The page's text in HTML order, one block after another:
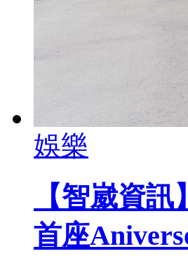
娛樂
【智崴資
首座